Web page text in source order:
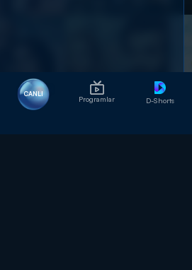
CANLI
Programlar D-Shorts